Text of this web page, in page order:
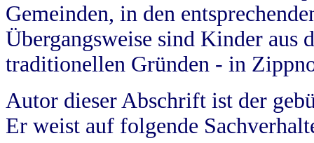
Gemeinden, in den
Übergangsweise sind Kinder aus
traditionellen Gründen - in
Autor dieser Abschrift ist der
Er weist auf folgende